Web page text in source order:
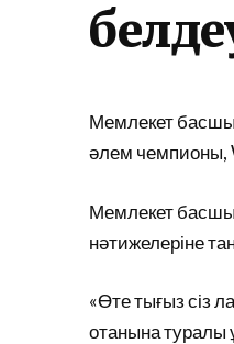
Мемлекет
әлем чемпионы,
Мемлекет
нәтижелеріне
«Өте тығыз сіз
отанына туралы